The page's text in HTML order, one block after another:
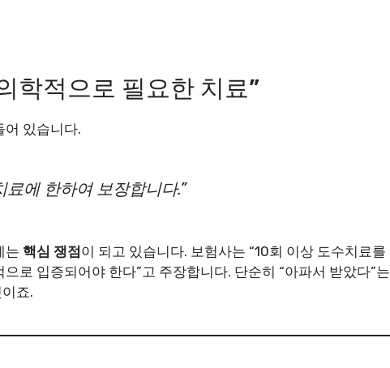
학적으로 필요한 치료”
어 있습니다.
에 한하여 보장합니다.”
는 핵심 쟁점 이 되고 있습니다. 보험사는 “10회 이상 도수치료를
로 입증되어야 한다”고 주장합니다. 단순히 “아파서 받았다”는
죠.